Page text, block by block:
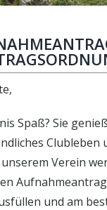
Spaß? Sie
Clubleben
Verein
Aufnahmeantrag
und am